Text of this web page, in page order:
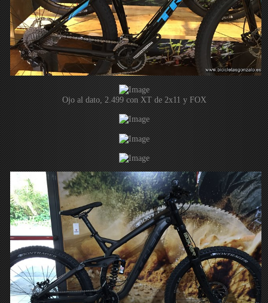
Ojo al dato, 2.499 con XT de 2x11 y FOX